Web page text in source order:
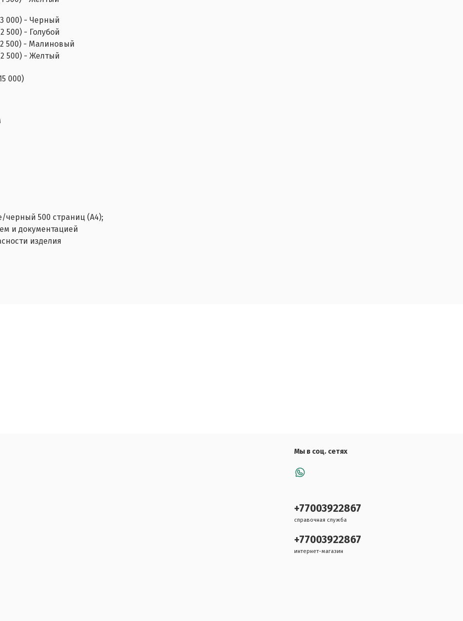
000) - Черный
500) - Голубой
500) - Малиновый
500) - Желтый
000)
черный 500 страниц (А4);
и документацией
изделия
Мы в соц. сетях
+77003922867
справочная служба
+77003922867
интернет-магазин